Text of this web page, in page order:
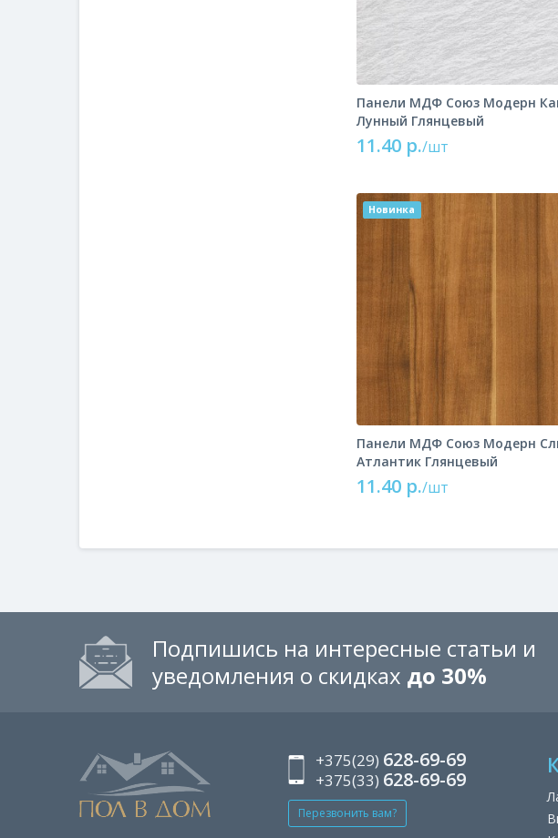
Панели МДФ Союз Модерн
Лунный Глянцевый
11.40 р./шт
Новинка
Панели МДФ Союз Модерн
Атлантик Глянцевый
11.40 р./шт
Подпишись на интересные статьи и
уведомления о скидках до 30%
+375(29) 628-69-69
+375(33) 628-69-69
Перезвонить вам?